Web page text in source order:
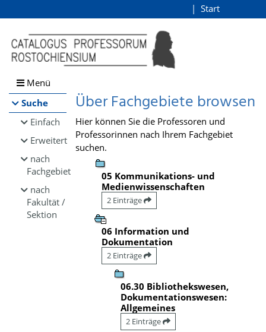
Browsen
direkt zum Inhalt
Start
Menü
Suche
Einfach
Erweitert
nach
Fachgebiet
nach
Fakultät /
Sektion
Über Fachgebiete browsen
Hier können Sie die Professoren und
Professorinnen nach Ihrem Fachgebiet
suchen.
05 Kommunikations- und
Medienwissenschaften
2 Einträge
06 Information und
Dokumentation
2 Einträge
06.30 Bibliothekswesen,
Dokumentationswesen:
Allgemeines
2 Einträge